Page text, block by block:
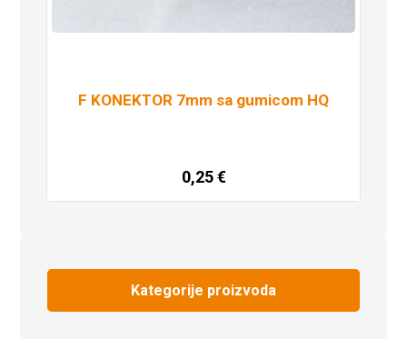
F KONEKTOR 7mm sa gumicom HQ
0,25€
Dodaj u košaricu
Kategorije proizvoda